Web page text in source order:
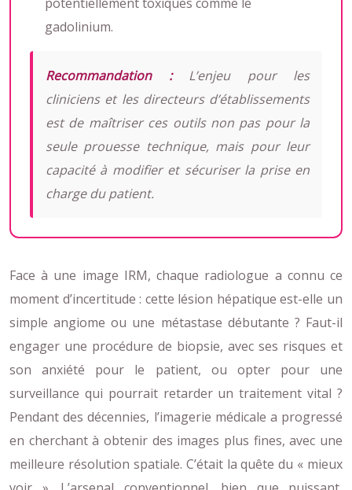
gadolinium.
Recommandation :L’enjeu pour les
cliniciens et les directeurs d’établissements
est de maîtriser ces outils non pas pour la
seule prouesse technique, mais pour leur
capacité à modifier et sécuriser la prise en
charge du patient.
Face à une image IRM, chaque radiologue a connu ce
moment d’incertitude : cette lésion hépatique est-elle un
simple angiome ou une métastase débutante ? Faut-il
engager une procédure de biopsie, avec ses risques et
son anxiété pour le patient, ou opter pour une
surveillance qui pourrait retarder un traitement vital ?
Pendant des décennies, l’imagerie médicale a progressé
en cherchant à obtenir des images plus fines, avec une
meilleure résolution spatiale. C’était la quête du « mieux